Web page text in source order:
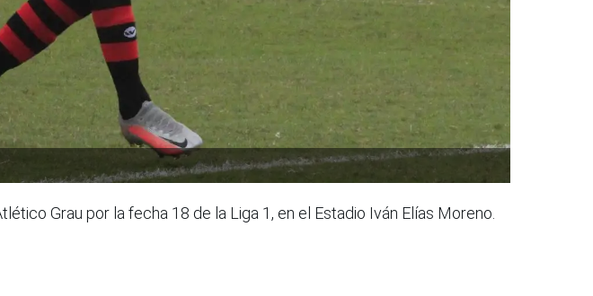
Grau por la fecha 18 de la Liga 1, en el Estadio Iván Elías Moreno.